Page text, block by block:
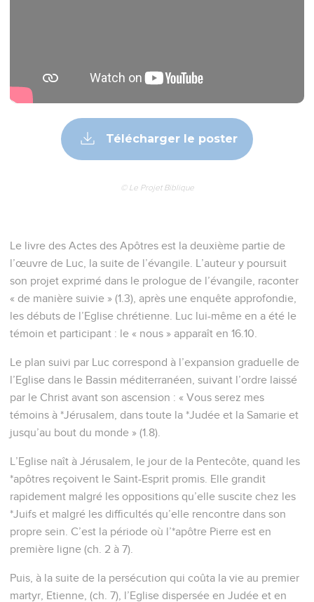
Télécharger le poster
© Le Projet Biblique
Le livre des Actes des Apôtres est la deuxième partie de
l’œuvre de Luc, la suite de l’évangile. L’auteur y poursuit
son projet exprimé dans le prologue de l’évangile, raconter
« de manière suivie » (1.3), après une enquête approfondie,
les débuts de l’Eglise chrétienne. Luc lui-même en a été le
témoin et participant : le « nous » apparaît en 16.10.
Le plan suivi par Luc correspond à l’expansion graduelle de
l’Eglise dans le Bassin méditerranéen, suivant l’ordre laissé
par le Christ avant son ascension : « Vous serez mes
témoins à *Jérusalem, dans toute la *Judée et la Samarie et
jusqu’au bout du monde » (1.8).
L’Eglise naît à Jérusalem, le jour de la Pentecôte, quand les
*apôtres reçoivent le Saint-Esprit promis. Elle grandit
rapidement malgré les oppositions qu’elle suscite chez les
*Juifs et malgré les difficultés qu’elle rencontre dans son
propre sein. C’est la période où l’*apôtre Pierre est en
première ligne (ch. 2 à 7).
Puis, à la suite de la persécution qui coûta la vie au premier
martyr, Etienne, (ch. 7), l’Eglise dispersée en Judée et en